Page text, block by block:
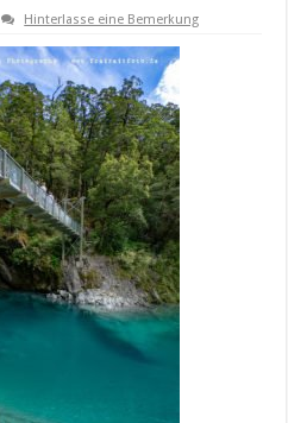
Hinterlasse eine Bemerkung